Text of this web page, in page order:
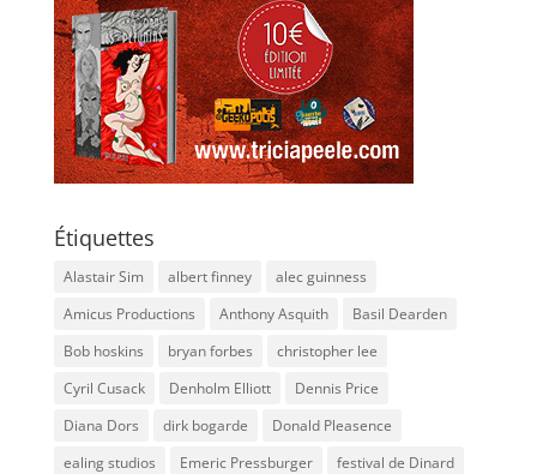
Étiquettes
Alastair Sim albert finney
alec guinness
Amicus Productions
Anthony Asquith
Basil Dearden
Bob hoskins
bryan forbes
christopher lee
Cyril Cusack
Denholm Elliott
Dennis Price
Diana Dors
dirk bogarde
Donald Pleasence
ealing studios
Emeric Pressburger
festival de Dinard